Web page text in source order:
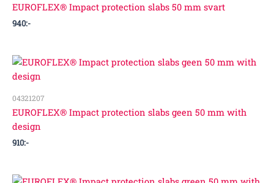
EUROFLEX® Impact protection slabs 50 mm svart
940:-
04321207
EUROFLEX® Impact protection slabs geen 50 mm with
design
910:-